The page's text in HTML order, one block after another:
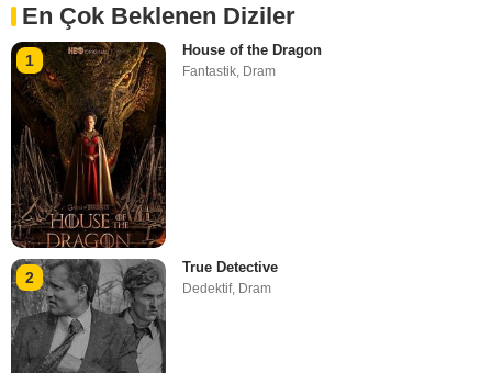
En Çok Beklenen Diziler
1
House of the Dragon
Fantastik Dram
2
True Detective
Dedektif, Dram